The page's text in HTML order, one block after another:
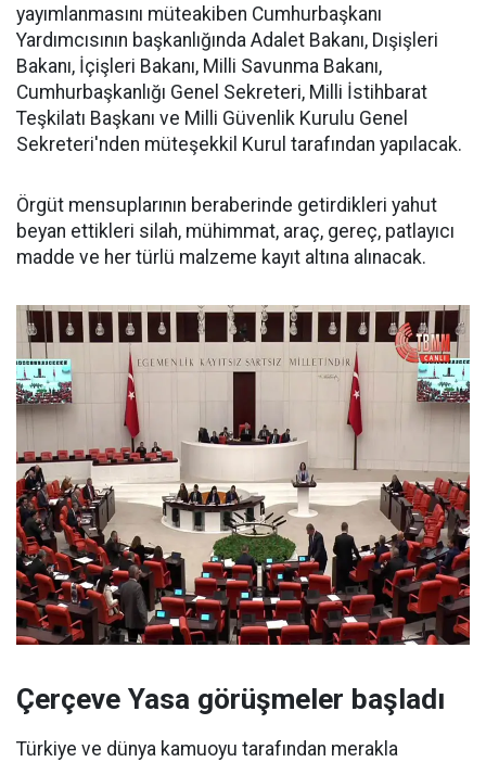
yayımlanmasını müteakiben Cumhurbaşkanı
Yardımcısının başkanlığında Adalet Bakanı, Dışişleri
Bakanı, İçişleri Bakanı, Milli Savunma Bakanı,
Cumhurbaşkanlığı Genel Sekreteri, Milli İstihbarat
Teşkilatı Başkanı ve Milli Güvenlik Kurulu Genel
Sekreteri'nden müteşekkil Kurul tarafından yapılacak.
Örgüt mensuplarının beraberinde getirdikleri yahut
beyan ettikleri silah, mühimmat, araç, gereç, patlayıcı
madde ve her türlü malzeme kayıt altına alınacak.
Çerçeve Yasa görüşmeler başladı
Türkiye ve dünya kamuoyu tarafından merakla